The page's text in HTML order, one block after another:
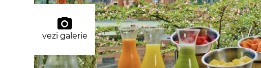
vezi galerie